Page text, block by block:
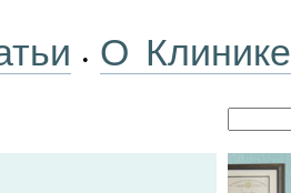
• О Клинике